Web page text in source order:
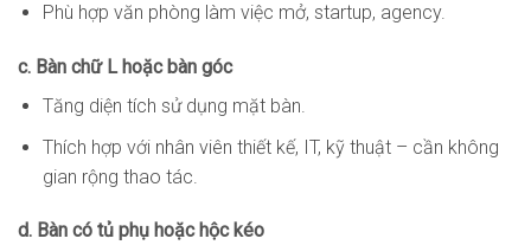
Phù hợp văn phòng làm việc mở, startup, agency.
c. Bàn chữ L hoặc bàn góc
Tăng diện tích sử dụng mặt bàn.
Thích hợp với nhân viên thiết kế, IT, kỹ thuật – cần không
gian rộng thao tác.
d. Bàn có tủ phụ hoặc hộc kéo